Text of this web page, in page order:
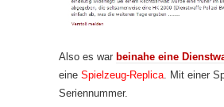
Also es war beinahe eine
eine Spielzeug-Replica . Mit einer
Seriennummer.